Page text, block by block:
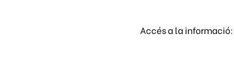
Accés a la informació: